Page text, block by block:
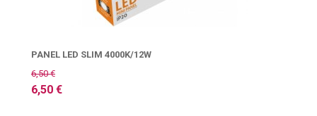
PANEL LED SLIM 4000K/12W
6,50 €
6,50 €